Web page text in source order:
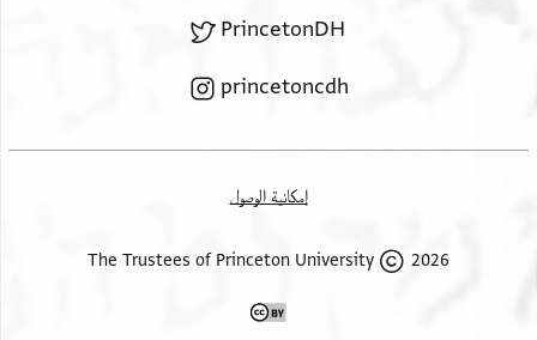
PrincetonDH
princetoncdh
إمكانية الوصول
2026 The Trustees of Princeton University